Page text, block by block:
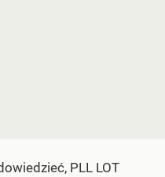
PLL LOT